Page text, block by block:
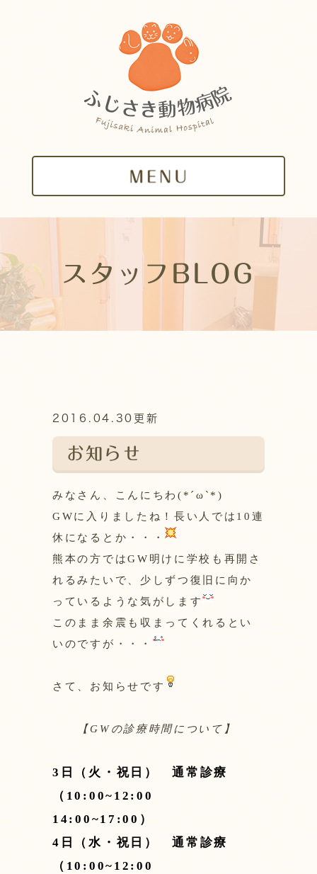
スタッフBLOG
2016.04.30更新
お知らせ
みなさん、こんにちわ(*´ω`*)
GWに入りましたね！長い人では10連
休になるとか・・・
熊本の方ではGW明けに学校も再開さ
れるみたいで、少しずつ復旧に向か
っているような気がします
このまま余震も収まってくれるとい
いのですが・・・
さて、お知らせです
【GWの診療時間について】
3日（火・祝日） 通常診療
（10:00~12:00
14:00~17:00）
4日（水・祝日） 通常診療
（10:00~12:00